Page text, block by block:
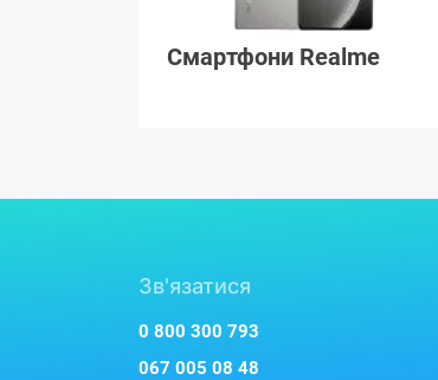
Смартфони Realme
Зв'язатися
0 800 300 793
067 005 08 48